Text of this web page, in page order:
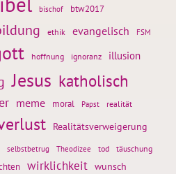
bischof btw2017
ethik evangelisch FSM
hoffnung ignoranz illusion
Jesus katholisch
meme moral Papst realität
Realitätsverweigerung
selbstbetrug Theodizee tod täuschung
wirklichkeit wunsch